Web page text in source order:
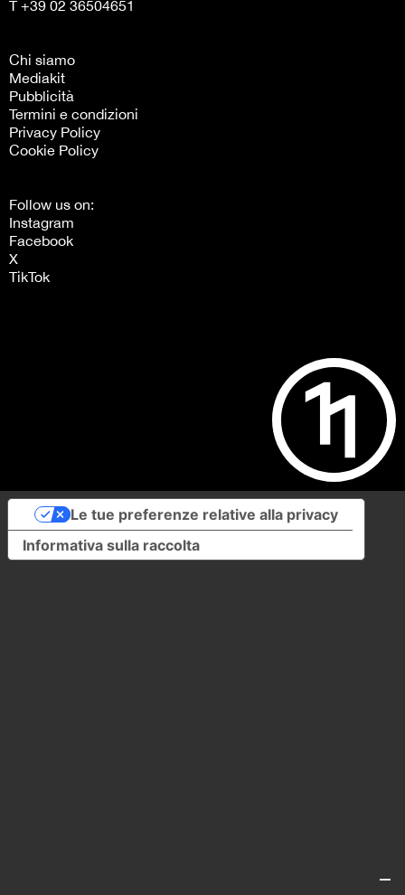
T +39 02 36504651
Chi siamo
Mediakit
Pubblicità
Termini e condizioni
Privacy Policy
Cookie Policy
Follow us on:
Instagram
Facebook
X
TikTok
Informativa sulla raccolta
Le tue preferenze relative alla privacy